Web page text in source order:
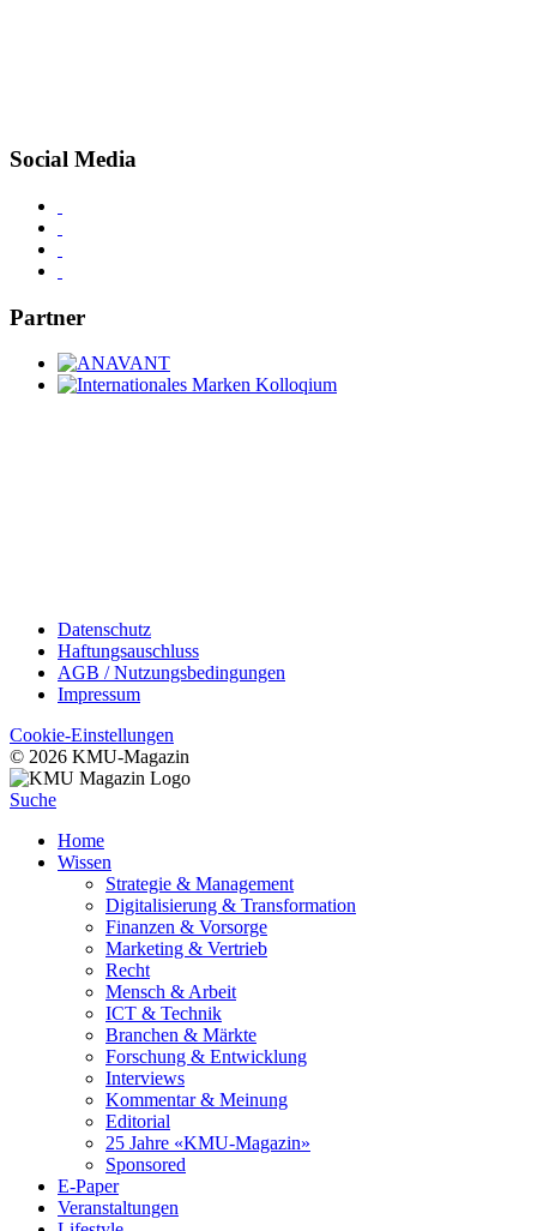
Social Media
Partner
Datenschutz
Haftungsauschluss
AGB / Nutzungsbedingungen
Impressum
Cookie-Einstellungen
© 2026 KMU-Magazin
Suche
Home
Wissen
Strategie & Management
Digitalisierung & Transformation
Finanzen & Vorsorge
Marketing & Vertrieb
Recht
Mensch & Arbeit
ICT & Technik
Branchen & Märkte
Forschung & Entwicklung
Interviews
Kommentar & Meinung
Editorial
25 Jahre «KMU-Magazin»
Sponsored
E-Paper
Veranstaltungen